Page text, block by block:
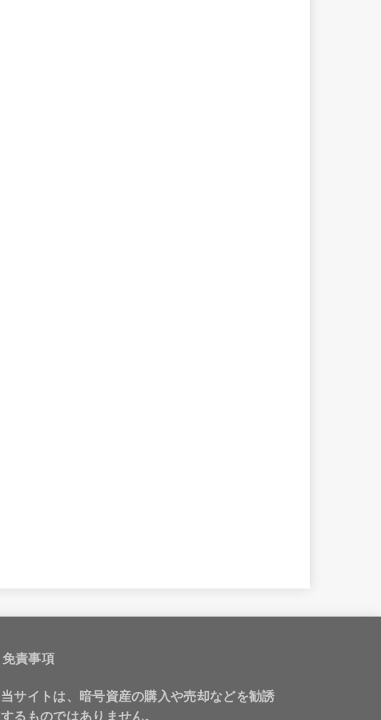
免責事項
当サイトは、暗号資産の購入や売却などを勧誘
するものではありません。